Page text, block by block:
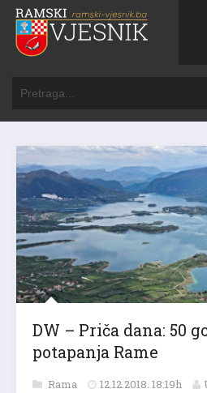
DW – Priča dana: 50
potapanja Rame
Rama 12.12.2018. 18:19h